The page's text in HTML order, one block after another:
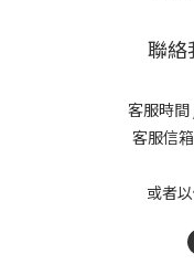
聯絡
客服時
客服信
或者